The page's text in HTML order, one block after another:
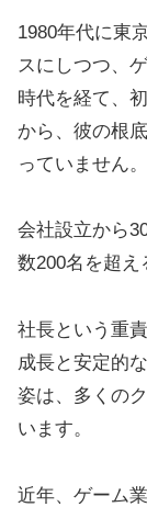
1980年代に東
スにしつつ、
時代を経て、
から、彼の根
っていません。
会社設立から
数200名を超え
社長という重
成長と安定的
姿は、多くの
います。
近年、ゲーム